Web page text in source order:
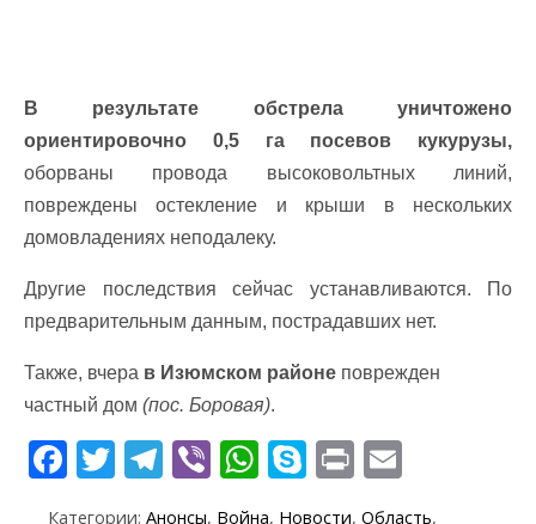
В результате обстрела уничтожено
ориентировочно 0,5 га посевов кукурузы,
оборваны провода высоковольтных линий,
повреждены остекление и крыши в нескольких
домовладениях неподалеку.
Другие последствия сейчас устанавливаются. По
предварительным данным, пострадавших нет.
Также, вчера в Изюмском районе поврежден
частный дом (пос. Боровая).
F T T Vi W S Pr
in
Категории: Анонсы, Война, Новости, Область,